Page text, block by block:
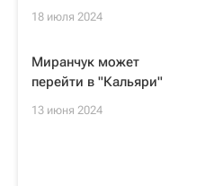
18 июля 2024
Миранчук может
перейти в "Кальяри"
13 июня 2024